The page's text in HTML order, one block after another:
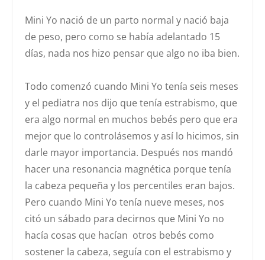
Mini Yo nació de un parto normal y nació baja
de peso, pero como se había adelantado 15
días, nada nos hizo pensar que algo no iba bien.
Todo comenzó cuando Mini Yo tenía seis meses
y el pediatra nos dijo que tenía estrabismo, que
era algo normal en muchos bebés pero que era
mejor que lo controlásemos y así lo hicimos, sin
darle mayor importancia. Después nos mandó
hacer una resonancia magnética porque tenía
la cabeza pequeña y los percentiles eran bajos.
Pero cuando Mini Yo tenía nueve meses, nos
citó un sábado para decirnos que Mini Yo no
hacía cosas que hacían otros bebés como
sostener la cabeza, seguía con el estrabismo y